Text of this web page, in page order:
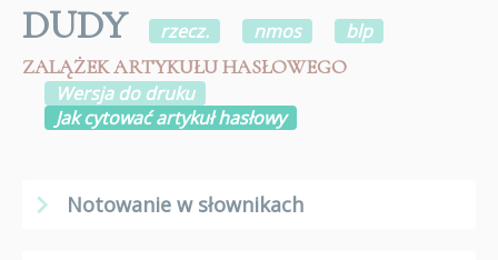
DUDY rzecz. nmos
blp
ZALĄŻEK ARTYKUŁU HASŁOWEGO
Wersja do druku
Jak cytować artykuł hasłowy
Notowanie w słownikach